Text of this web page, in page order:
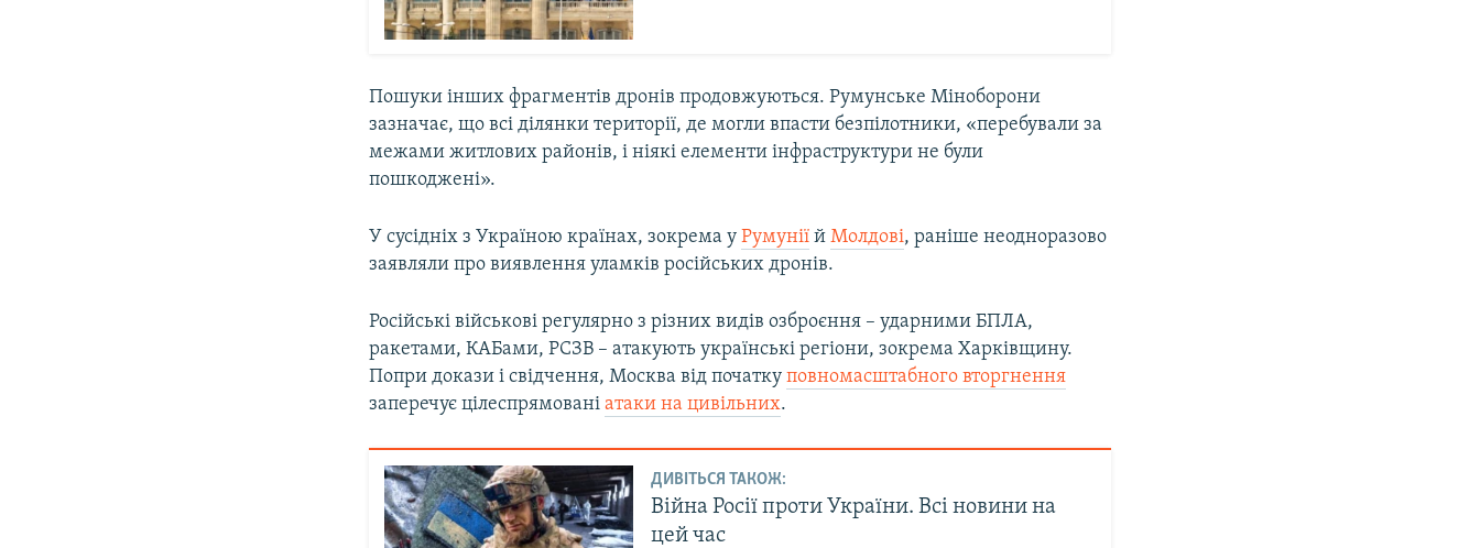
Пошуки інших фрагментів дронів продовжуються. Румунське Міноборони
зазначає, що всі ділянки території, де могли впасти безпілотники, «перебували за
межами житлових районів, і ніякі елементи інфраструктури не були
пошкоджені».
У сусідніх з Україною країнах, зокрема уРумунії йМолдові, раніше неодноразово
заявляли про виявлення уламків російських дронів.
Російські військові регулярно з різних видів озброєння – ударними БПЛА,
ракетами, КАБами, РСЗВ – атакують українські регіони, зокрема Харківщину.
Попри докази і свідчення, Москва від початкуповномасштабного вторгнення
заперечує цілеспрямованіатаки на цивільних.
ДИВІТЬСЯ ТАКОЖ:
Війна Росії проти України. Всі новини на
цей час